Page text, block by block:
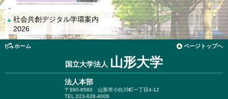
▲ 社会共創デジタル学環案内
2026
ホーム ページトップへ
国立大学法人 山形大学
法人本部
〒990-8560 山形市小白川町一丁目4-12
TEL.023-628-4006